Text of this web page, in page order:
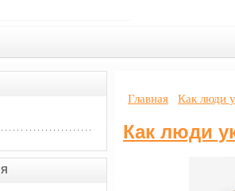
Главная Как люди
Как люди